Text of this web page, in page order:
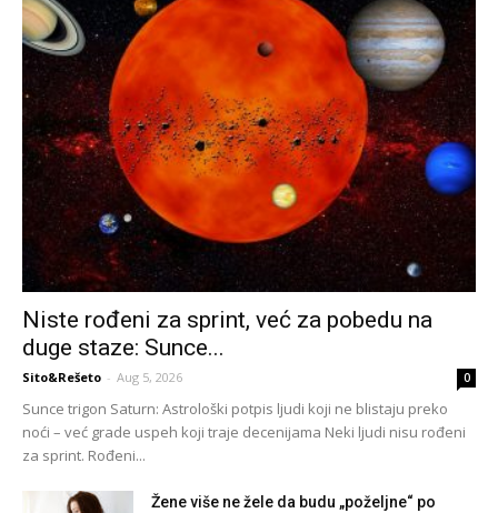
Niste rođeni za sprint, već za pobedu na
duge staze: Sunce...
Sito&Rešeto - Aug 5, 2026 0
Sunce trigon Saturn: Astrološki potpis ljudi koji ne blistaju preko
noći – već grade uspeh koji traje decenijama Neki ljudi nisu rođeni
za sprint. Rođeni...
Žene više ne žele da budu „poželjne“ po